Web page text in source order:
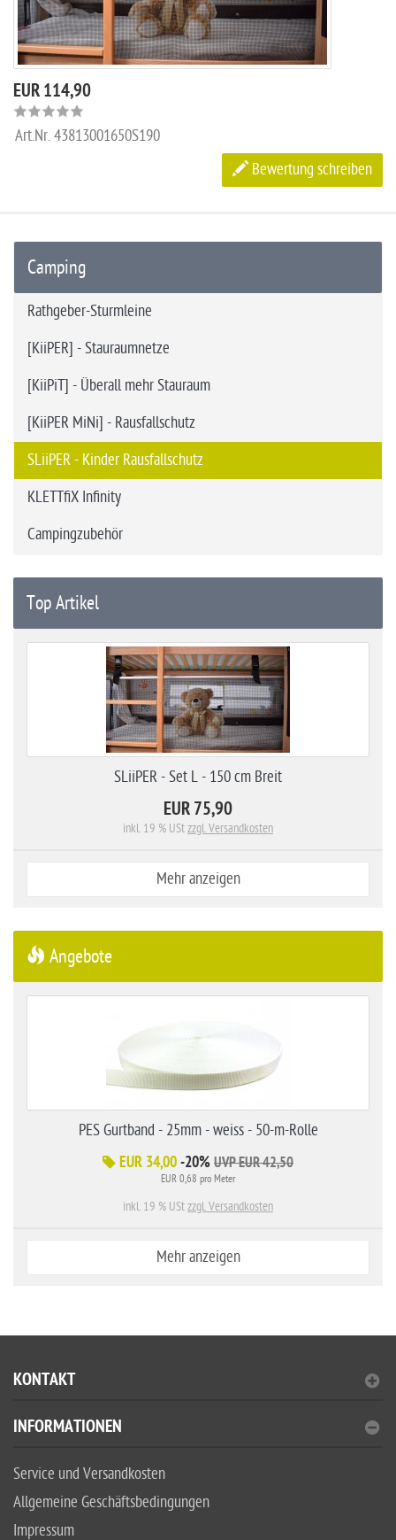
EUR 114,90
Art.Nr.43813001650S190
Bewertung schreiben
Camping
Rathgeber-Sturmleine
[KiiPER] - Stauraumnetze
[KiiPiT] - Überall mehr Stauraum
[KiiPER MiNi] - Rausfallschutz
SLiiPER - Kinder Rausfallschutz
KLETTfiX Infinity
Campingzubehör
Top Artikel
SLiiPER - Set L - 150 cm Breit
EUR 75,90
inkl. 19 % UStzzgl. Versandkosten
Mehr anzeigen
Angebote
PES Gurtband - 25mm - weiss - 50-m-Rolle
EUR 34,00-20% UVP EUR 42,50
EUR 0,68 pro Meter
inkl. 19 % UStzzgl. Versandkosten
Mehr anzeigen
KONTAKT
INFORMATIONEN
Service und Versandkosten
Allgemeine Geschäftsbedingungen
Impressum